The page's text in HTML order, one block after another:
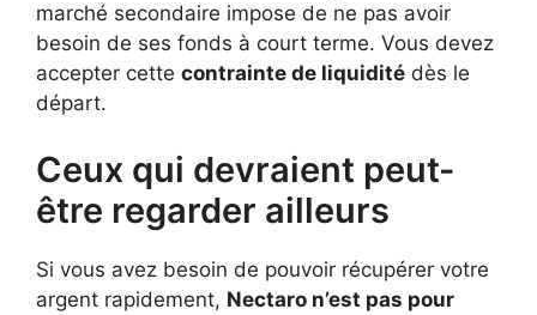
marché secondaire impose de ne pas avoir
besoin de ses fonds à court terme. Vous devez
accepter cette contrainte de liquidité dès le
départ.
Ceux qui devraient peut-
être regarder ailleurs
Si vous avez besoin de pouvoir récupérer votre
argent rapidement, Nectaro n’est pas pour